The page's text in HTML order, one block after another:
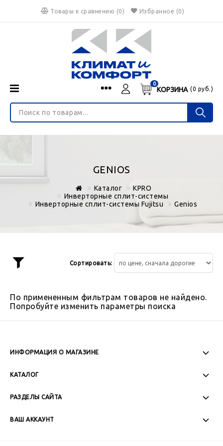
Товары к сравнению (0) Избранное (0)
Menu
Войти
$ руб.
КОРЗИНА
0
(0 руб.)
О нас
НЕ ЯВЛЯЕТСЯ ПУБЛИЧНОЙ ОФЕРТОЙ
Доставка и оплата
Блог
Контакты
GENIOS
Каталог
KPRO
Инверторные сплит-системы
Инверторные сплит-системы Fujitsu
Genios
Сортировать:
По примененным фильтрам товаров не найдено.
Попробуйте изменить параметры поиска
ИНФОРМАЦИЯ О МАГАЗИНЕ
Сб-Вс: Выходной
КАТАЛОГ
РАЗДЕЛЫ САЙТА
ВАШ АККАУНТ